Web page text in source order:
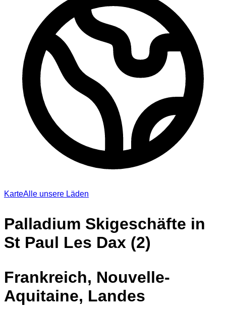
KarteAlle unsere Läden
Palladium Skigeschäfte in
St Paul Les Dax (2)
Frankreich, Nouvelle-
Aquitaine, Landes